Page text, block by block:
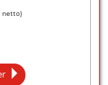
netto)